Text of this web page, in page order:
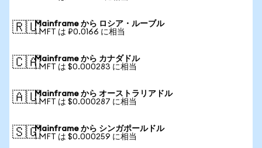
🇷🇺Mainframe から ロシア・ルーブル
1 MFT は ₽0.0166 に相当
🇨🇦Mainframe から カナダドル
1 MFT は $0.000283 に相当
🇦🇺Mainframe から オーストラリアドル
1 MFT は $0.000287 に相当
🇸🇬Mainframe から シンガポールドル
1 MFT は $0.000259 に相当